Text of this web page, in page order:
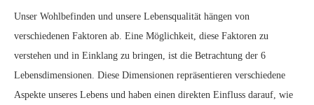
Unser Wohlbefinden und unsere Lebensqualität hängen von
verschiedenen Faktoren ab. Eine Möglichkeit, diese Faktoren zu
verstehen und in Einklang zu bringen, ist die Betrachtung der 6
Lebensdimensionen. Diese Dimensionen repräsentieren verschiedene
Aspekte unseres Lebens und haben einen direkten Einfluss darauf, wie